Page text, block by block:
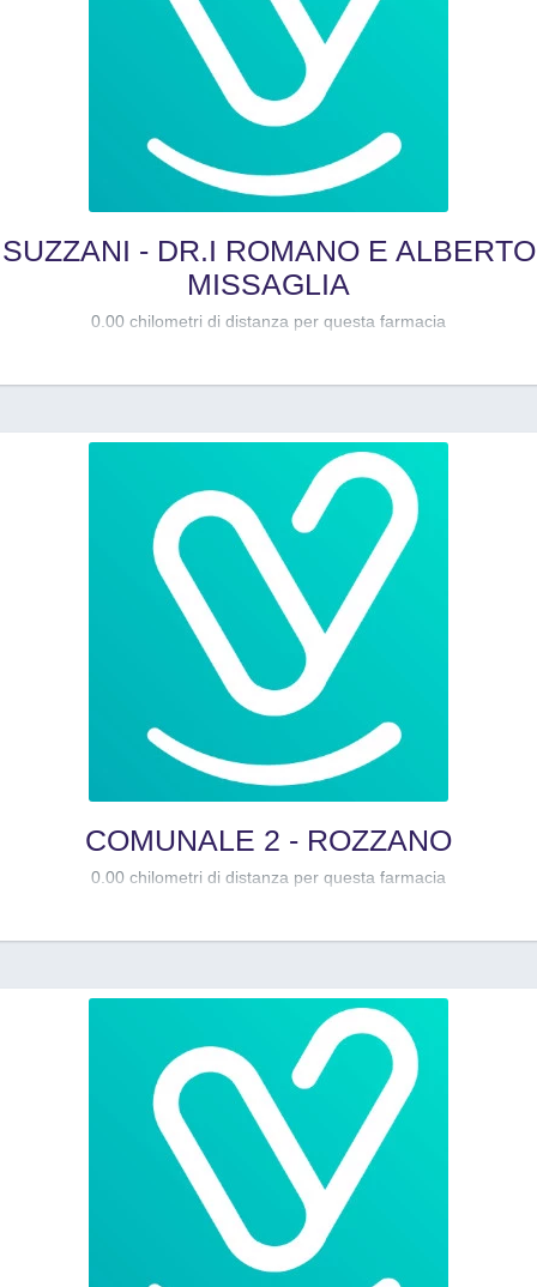
SUZZANI - DR.I ROMANO E ALBERTO
MISSAGLIA
0.00 chilometri di distanza per questa farmacia
COMUNALE 2 - ROZZANO
0.00 chilometri di distanza per questa farmacia